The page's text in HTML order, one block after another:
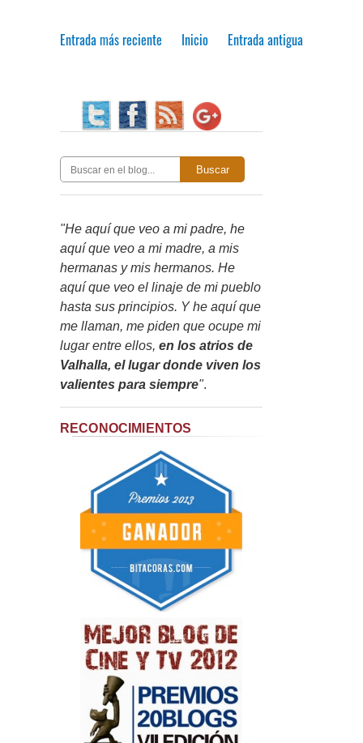
Entrada más reciente Entrada antigua
Inicio
Buscar
"He aquí que veo a mi padre, he
aquí que veo a mi madre, a mis
hermanas y mis hermanos. He
aquí que veo el linaje de mi pueblo
hasta sus principios. Y he aquí que
me llaman, me piden que ocupe mi
lugar entre ellos, en los atrios de
Valhalla, el lugar donde viven los
valientes para siempre".
RECONOCIMIENTOS